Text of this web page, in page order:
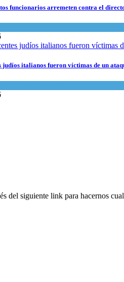
funcionarios arremeten contra el
judíos italianos fueron víctimas de un
del siguiente link para hacernos